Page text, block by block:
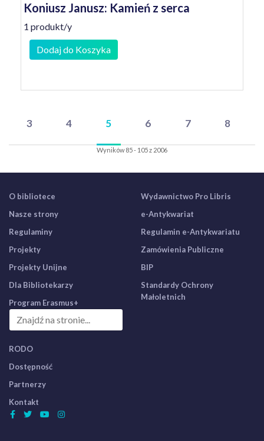
Koniusz Janusz: Kamień z serca
1 produkt/y
Dodaj do Koszyka
3 4 5 6 7 8
Wyników 85 - 105 z 2006
O bibliotece
Nasze strony
Regulaminy
Projekty
Projekty Unijne
Dla Bibliotekarzy
Program Erasmus+
Wydawnictwo Pro Libris
e-Antykwariat
Regulamin e-Antykwariatu
Zamówienia Publiczne
BIP
Standardy Ochrony
Małoletnich
RODO
Dostępność
Partnerzy
Kontakt